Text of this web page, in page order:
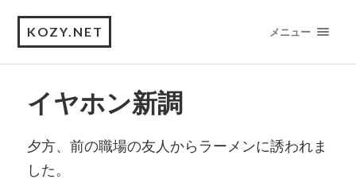
KOZY.NET メニュー
イヤホン新調
夕方、前の職場の友人からラーメンに誘われま
した。